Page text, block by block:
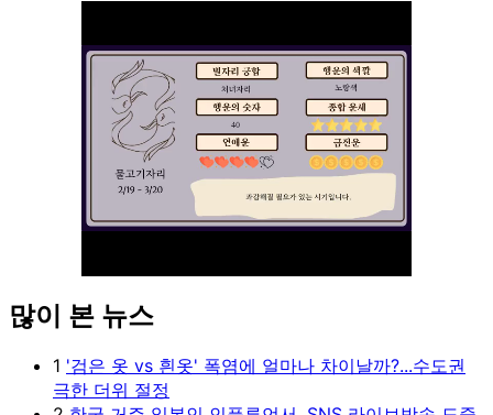
많이 본 뉴스
1 '검은 옷 vs 흰옷' 폭염에 얼마나 차이날까?...수도권
극한 더위 절정